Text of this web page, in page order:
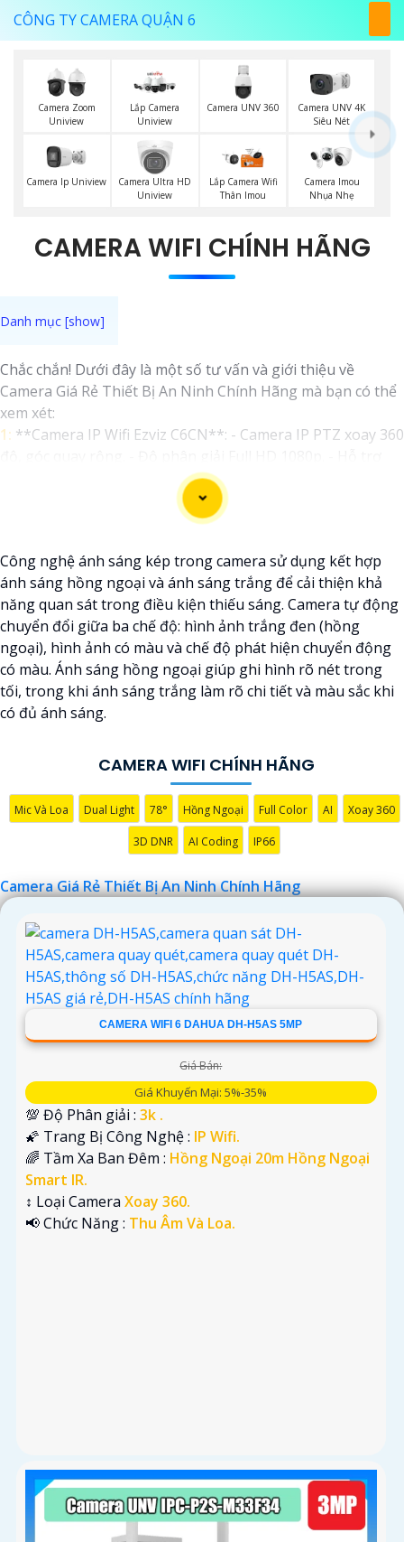
CÔNG TY CAMERA QUẬN 6
Camera Zoom
Uniview
Lắp Camera
Uniview
Camera UNV 360
Camera UNV 4K
Siêu Nét
Camera Ip Uniview
Camera Ultra HD
Uniview
Lắp Camera Wifi
Thân Imou
Camera Imou
Nhụa Nhẹ
CAMERA WIFI CHÍNH HÃNG
Chắc chắn! Dưới đây là một số tư vấn và giới thiệu về
Camera Giá Rẻ Thiết Bị An Ninh Chính Hãng mà bạn có thể
xem xét:
1: **Camera IP Wifi Ezviz C6CN**: - Camera IP PTZ xoay 360
kết nối không dây WiFi. - Tích hợp công nghệ hồng ngoại
thông minh. - Phù hợp để theo dõi khoảng cách xa.
**Camera Hikvision DS-2CD1021-I**: - Camera IP công
(1920x1080). - Hỗ trợ chống ngược sáng kỹ thuật số. - Thiết
kế vỏ nhựa chống va đập. - Hồng ngoại ban đêm khoảng
cách lên đến 30m.
✳️3:**Camera Dahua HDCVI HAC-HFW1200T**: - Camera
HDCVI 2MP hỗ trợ chất lượng hình ảnh cao. - Lens cố định
3.6mm. - Tầm quan sát hồng ngoại lên đến 20m. - Chống
ngược sáng Digital WDR, cân bằng sáng, chống nhiễu 3D. -
Giá phải chăng với chất lượng
dụng và không gian lắp đặt của bạn. Bạn có thể tham khảo
thêm thông tin chi tiết và mua hàng tại các cửa hàng điện
tử uy tín hoặc cửa hàng thiết bị an ninh chuyên nghiệp.
Chúc bạn tìm được giải pháp an ninh phù hợp!
Công nghệ ánh sáng kép trong camera sử dụng kết hợp
ánh sáng hồng ngoại và ánh sáng trắng để cải thiện khả
năng quan sát trong điều kiện thiếu sáng. Camera tự động
chuyển đổi giữa ba chế độ: hình ảnh trắng đen (hồng
ngoại), hình ảnh có màu và chế độ phát hiện chuyển động
có màu. Ánh sáng hồng ngoại giúp ghi hình rõ nét trong
tối, trong khi ánh sáng trắng làm rõ chi tiết và màu sắc khi
có đủ ánh sáng.
CAMERA WIFI CHÍNH HÃNG
Mic Và Loa Dual Light 78° Hồng Ngoại Full Color AI Xoay 360
3D DNR AI Coding IP66
Camera Giá Rẻ Thiết Bị An Ninh Chính Hãng
CAMERA WIFI 6 DAHUA DH-H5AS 5MP
Giá Bán:
Giá Khuyến Mại: 5%-35%
💯 Độ Phân giải : 3k .
🌠 Trang Bị Công Nghệ : IP Wifi.
🌈 Tầm Xa Ban Đêm : Hồng Ngoại 20m Hồng Ngoại
Smart IR.
↕️ Loại Camera Xoay 360.
️📢 Chức Năng : Thu Âm Và Loa.